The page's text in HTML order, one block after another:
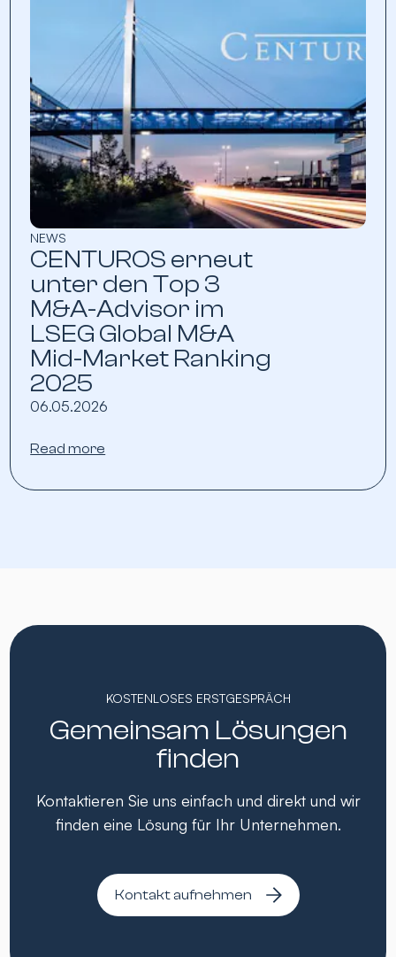
NEWS
CENTUROS erneut
unter den Top 3
M&A-Advisor im
LSEG Global M&A
Mid-Market Ranking
2025
06.05.2026
Read more
KOSTENLOSES ERSTGESPRÄCH
Gemeinsam Lösungen
finden
Kontaktieren Sie uns einfach und direkt und wir
finden eine Lösung für Ihr Unternehmen.
Kontakt aufnehmen